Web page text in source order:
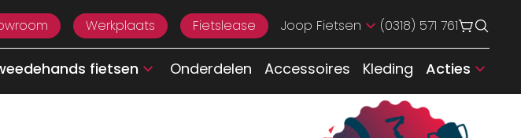
Werkplaats Fietslease Joop Fietsen (0318) 571 761
fietsen Onderdelen Accessoires Kleding Acties